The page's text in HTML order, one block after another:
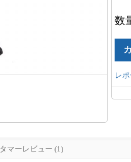
数
レ
マーレビュー (1)